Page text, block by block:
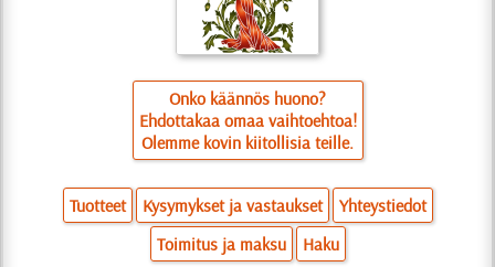
Onko käännös huono?
Ehdottakaa omaa vaihtoehtoa!
Olemme kovin kiitollisia teille.
Tuotteet Kysymykset ja vastaukset
Yhteystiedot
Toimitus ja maksu
Haku